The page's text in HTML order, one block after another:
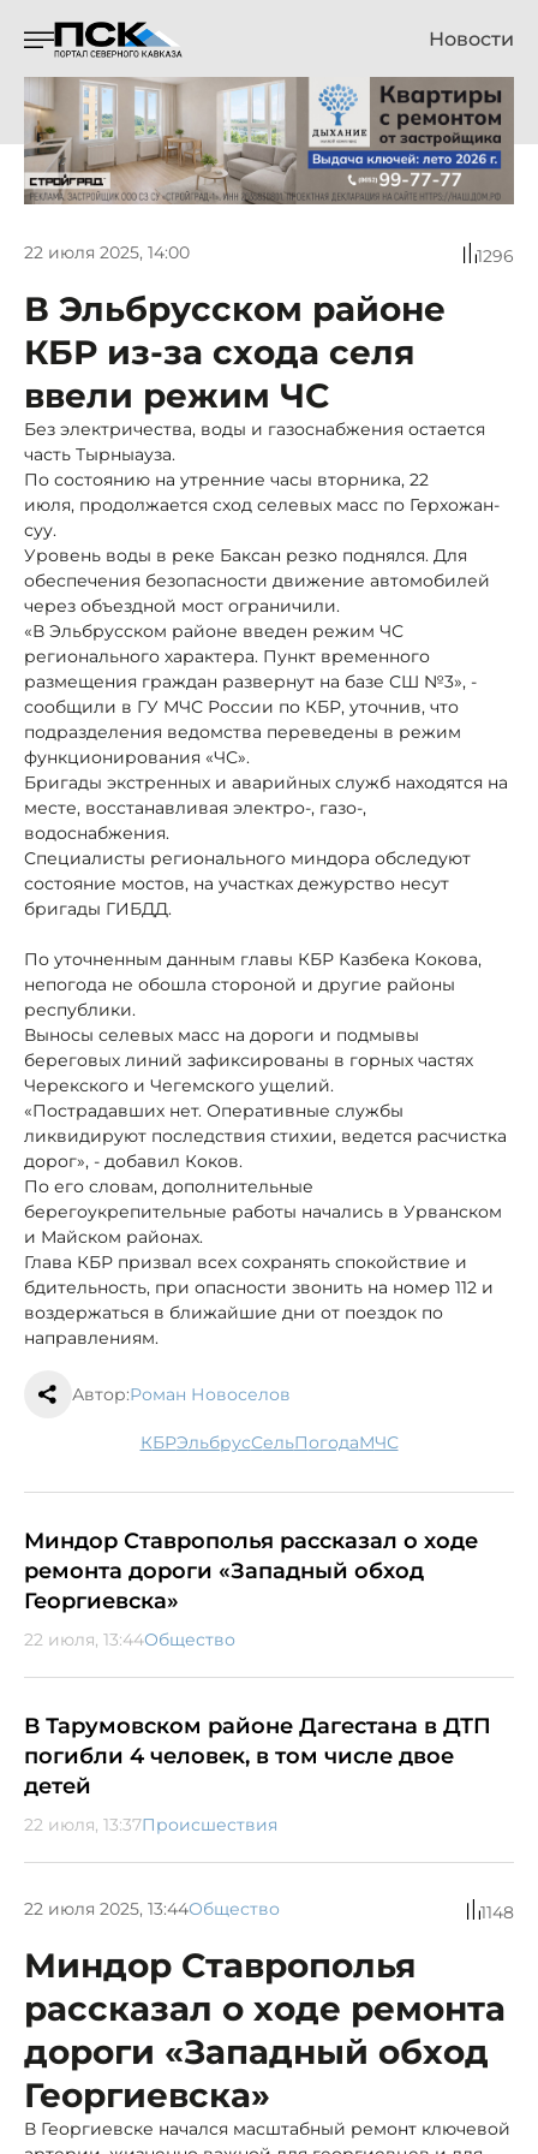
Новости
22 июля 2025, 14:00 1296
В Эльбрусском районе
КБР из-за схода селя
ввели режим ЧС
Без электричества, воды и газоснабжения остается
часть Тырныауза.
По состоянию на утренние часы вторника, 22
июля, продолжается сход селевых масс по Герхожан-
суу.
Уровень воды в реке Баксан резко поднялся. Для
обеспечения безопасности движение автомобилей
через объездной мост ограничили.
«В Эльбрусском районе введен режим ЧС
регионального характера. Пункт временного
размещения граждан развернут на базе СШ №3», -
сообщили в ГУ МЧС России по КБР, уточнив, что
подразделения ведомства переведены в режим
функционирования «ЧС».
Бригады экстренных и аварийных служб находятся на
месте, восстанавливая электро-, газо-,
водоснабжения.
Специалисты регионального миндора обследуют
состояние мостов, на участках дежурство несут
бригады ГИБДД.
По уточненным данным главы КБР Казбека Кокова,
непогода не обошла стороной и другие районы
республики.
Выносы селевых масс на дороги и подмывы
береговых линий зафиксированы в горных частях
Черекского и Чегемского ущелий.
«Пострадавших нет. Оперативные службы
ликвидируют последствия стихии, ведется расчистка
дорог», - добавил Коков.
По его словам, дополнительные
берегоукрепительные работы начались в Урванском
и Майском районах.
Глава КБР призвал всех сохранять спокойствие и
бдительность, при опасности звонить на номер 112 и
воздержаться в ближайшие дни от поездок по
направлениям.
Автор:Роман Новоселов
КБР Эльбрус сель погода МЧС
Миндор Ставрополья рассказал о ходе
ремонта дороги «Западный обход
Георгиевска»
22 июля, 13:44Общество
В Тарумовском районе Дагестана в ДТП
погибли 4 человек, в том числе двое
детей
22 июля, 13:37Происшествия
22 июля 2025, 13:44Общество 1148
Миндор Ставрополья
рассказал о ходе ремонта
дороги «Западный обход
Георгиевска»
В Георгиевске начался масштабный ремонт ключевой